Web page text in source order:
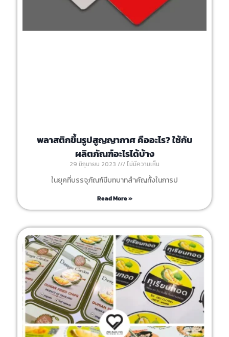
พลาสติกขึ้นรูปสูญญากาศ คืออะไร? ใช้กับ
ผลิตภัณฑ์อะไรได้บ้าง
29 มิถุนายน 2023 ไม่มีความเห็น
ในยุคที่บรรจุภัณฑ์มีบทบาทสำคัญทั้งในการป
Read More »